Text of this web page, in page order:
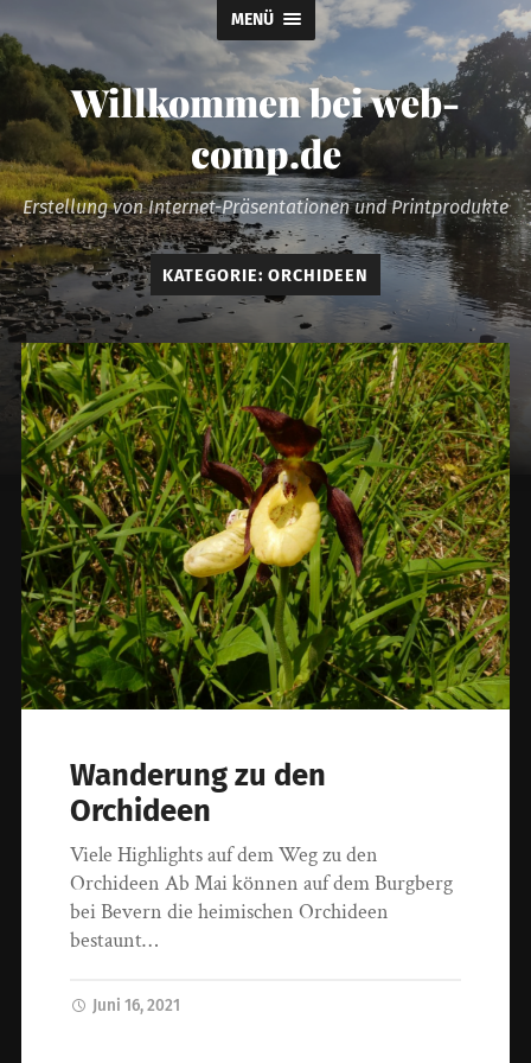
MENÜ
Willkommen bei web-
comp.de
Erstellung von Internet-Präsentationen und Printprodukte
KATEGORIE: ORCHIDEEN
Wanderung zu den
Orchideen
Viele Highlights auf dem Weg zu den
Orchideen Ab Mai können auf dem Burgberg
bei Bevern die heimischen Orchideen
bestaunt…
Juni 16, 2021